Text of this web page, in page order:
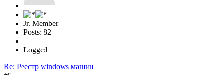
Jr. Member
Posts: 82
Logged
Re: Реестр windows машин